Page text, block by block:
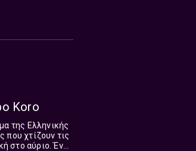
Koro
της Ελληνικής
που χτίζουν τις
στο αύριο. Ένας